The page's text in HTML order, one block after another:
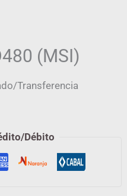
(MSI)
Transferencia
Débito